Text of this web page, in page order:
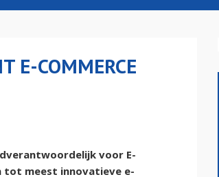
E-COMMERCE
voor E-
meest innovatieve e-